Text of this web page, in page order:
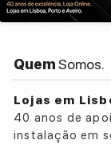
QuemSomos.
Lojas em
40 anos de
instalação em